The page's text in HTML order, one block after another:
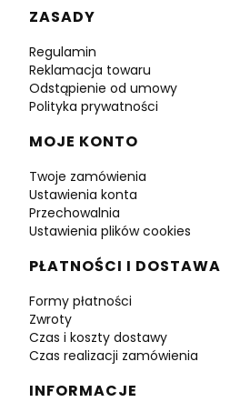
Linki w stopce
ZASADY
Regulamin
Reklamacja towaru
Odstąpienie od umowy
Polityka prywatności
MOJE KONTO
Twoje zamówienia
Ustawienia konta
Przechowalnia
Ustawienia plików cookies
PŁATNOŚCI I DOSTAWA
Formy płatności
Zwroty
Czas i koszty dostawy
Czas realizacji zamówienia
INFORMACJE